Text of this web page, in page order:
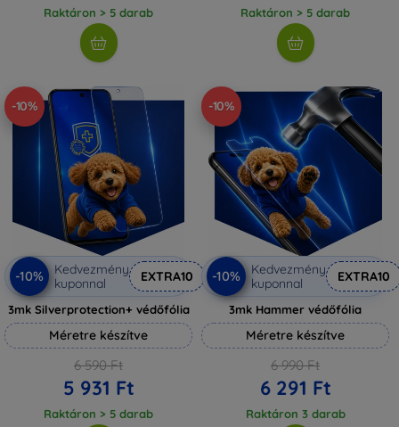
Raktáron > 5 darab Raktáron > 5 darab
-10%
-10%
Kedvezmény
kuponnal
EXTRA10
3mk Silverprotection+ védőfólia
Méretre készítve
6 590 Ft
5 931 Ft
Raktáron > 5 darab
-10%
-10%
Kedvezmény
kuponnal
EXTRA10
3mk Hammer védőfólia
Méretre készítve
6 990 Ft
6 291 Ft
Raktáron 3 darab